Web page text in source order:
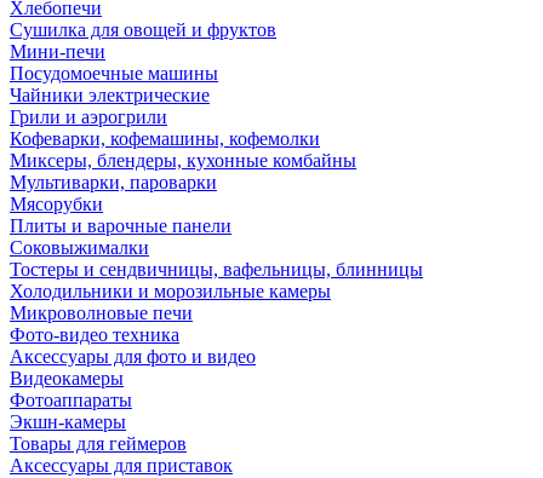
Хлебопечи
Сушилка для овощей и фруктов
Мини-печи
Посудомоечные машины
Чайники электрические
Грили и аэрогрили
Кофеварки, кофемашины, кофемолки
Миксеры, блендеры, кухонные комбайны
Мультиварки, пароварки
Мясорубки
Плиты и варочные панели
Соковыжималки
Тостеры и сендвичницы, вафельницы, блинницы
Холодильники и морозильные камеры
Микроволновые печи
Фото-видео техника
Аксессуары для фото и видео
Видеокамеры
Фотоаппараты
Экшн-камеры
Товары для геймеров
Аксессуары для приставок